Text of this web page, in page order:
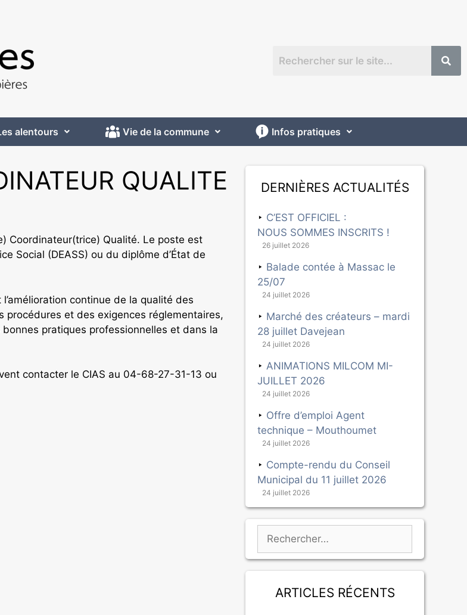
alentours Vie de la commune Infos pratiques
QUALITE
Coordinateur(trice) Qualité. Le poste est
Social (DEASS) ou du diplôme d’État de
continue de la qualité des
procédures et des exigences réglementaires,
pratiques professionnelles et dans la
contacter le CIAS au 04-68-27-31-13 ou
Dernières actualités
C’EST OFFICIEL :
NOUS SOMMES INSCRITS !
26 juillet 2026
Balade contée à Massac le
25/07
24 juillet 2026
Marché des créateurs – mardi
28 juillet Davejean
24 juillet 2026
ANIMATIONS MILCOM MI-
JUILLET 2026
24 juillet 2026
Offre d’emploi Agent
technique – Mouthoumet
24 juillet 2026
Compte-rendu du Conseil
Municipal du 11 juillet 2026
24 juillet 2026
Articles récents